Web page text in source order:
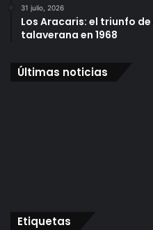
31 julio, 2026
Los Aracaris: el triunfo
talaverana en 1968
Últimas noticias
Etiquetas